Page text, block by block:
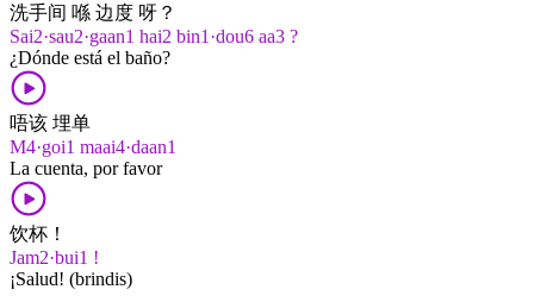
洗手间 喺 边度 呀？
Sai2·sau2·gaan1 hai2 bin1·dou6 aa3 ?
¿Dónde está el baño?
唔该 埋单
M4·goi1 maai4·daan1
La cuenta, por favor
饮杯！
Jam2·bui1 !
¡Salud! (brindis)